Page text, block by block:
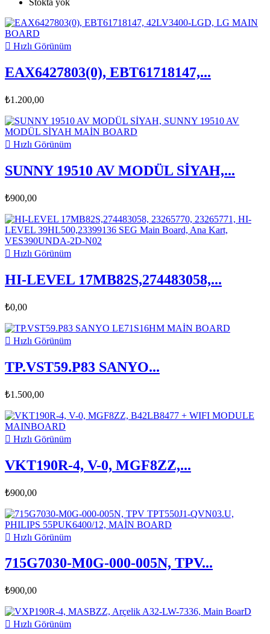
Stokta yok
 Hızlı Görünüm
EAX6427803(0), EBT61718147,...
₺1.200,00
 Hızlı Görünüm
SUNNY 19510 AV MODÜL SİYAH,...
₺900,00
 Hızlı Görünüm
HI-LEVEL 17MB82S,274483058,...
₺0,00
 Hızlı Görünüm
TP.VST59.P83 SANYO...
₺1.500,00
 Hızlı Görünüm
VKT190R-4, V-0, MGF8ZZ,...
₺900,00
 Hızlı Görünüm
715G7030-M0G-000-005N, TPV...
₺900,00
 Hızlı Görünüm